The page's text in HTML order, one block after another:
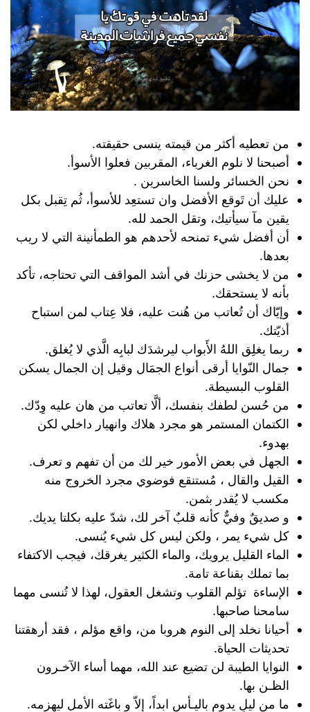
من تعطيه أكثر من قيمته ينسى حقيقته.
أصبحنا لا نلوم الغرباء، المقربين فعلوا الأسوأ.
نحن الخسائر ولسنا الخاسرين .
عليك أن تَوقع الأفضل وان تستعِد للأسوأ، ثُم تِقبل بكل
يقين مآ سيأتيك، وتقل الحمد لله.
أن أفضل شيء تمنحه لأحدهم هو الطمأنينة التي لا ريب
بعدها.
من لا يخشى حزنك في أشد المواقف التي تحتاجه، تأكد
بأنه لا يستحقك.
وإيّاك أن تُعاتب من هُنت عليه، فلا عِتاب لمن استباح
أذيّتك.
ربما يغلِق اللهُ الأَبواب ليرشدَك لبابِه الَّذي لا يُغلق.
جمال النّوايا أرقى أنواع الجمَال وقيل إن الجمال يسكن
القلوب البسيطة.
من حُسن لطفك بنفسك، ألَّا تعاتب من هان عليه وِدّك.
الكتمان المستمر هو مجرد هلاك وانهيار داخلي لكن
بهدوء.
الجهل في بعض الأمور خير لك من أن تفهم و تعرف.
القيل والقال ، مُستنقع فوضوي مجرد الخروج منه
مكسب لا يُقدر بثمن.
و صديقٌ وفيٌّ كأنه قلبٌ آخر لك، شدّ عليه بكلتا يديك.
كل شيء يمر ، ولكن ليس كل شيء يُنسى.
الماء القليل يرويك، والماء الكثير يغرقك، فيجب الاكتفاء
بما تملك بقناعة تامة.
الإساءة تؤلم القلوب وتشغل العقول، لهذا لا تُنسى مهما
سامحنا صاحبها.
أحيانا نخلد إلى النوم هروبا من، واقع مؤلم ، فقد أرهقتنا
تحديثات الحياة.
النوايا الطيبة لن تضيع عند الله، مهما أساء الآخـرون
الظـن بها.
ما من ليلٍ يدوم باليـأس ابداً، إلاّ و باغَته الأمل ليهزمه.